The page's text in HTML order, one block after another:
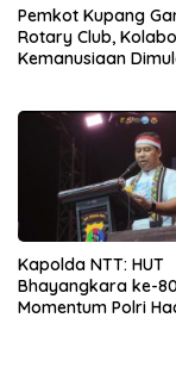
Pemkot Kupang
Rotary Club,
Kemanusiaan
Kapolda NTT: HUT
Bhayangkara ke-
Momentum Polri